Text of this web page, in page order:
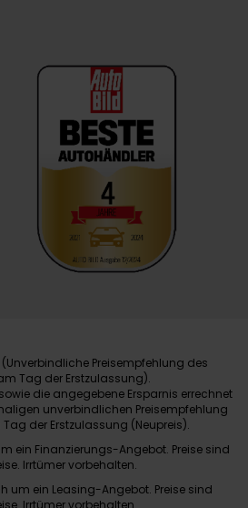
Preisempfehlung des
Tag der Erstzulassung).
die angegebene Ersparnis errechnet
unverbindlichen Preisempfehlung
der Erstzulassung (Neupreis).
ein Finanzierungs-Angebot. Preise sind
Irrtümer vorbehalten.
um ein Leasing-Angebot. Preise sind